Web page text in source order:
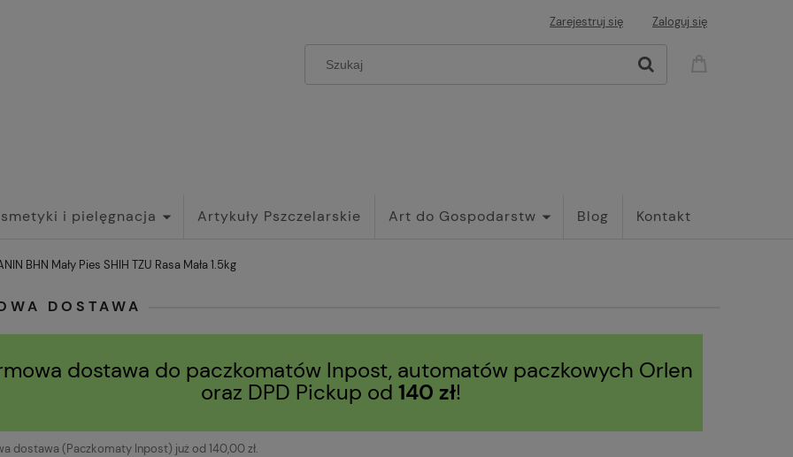
Zarejestruj się Zaloguj się
i pielęgnacja Artykuły Pszczelarskie Art do Gospodarstw Blog Kontakt
BHN Mały Pies SHIH TZU Rasa Mała 1.5kg
DOSTAWA
dostawa do paczkomatów Inpost, automatów paczkowych Orlen
oraz DPD Pickup od 140 zł!
dostawa (Paczkomaty Inpost) już od 140,00 zł.